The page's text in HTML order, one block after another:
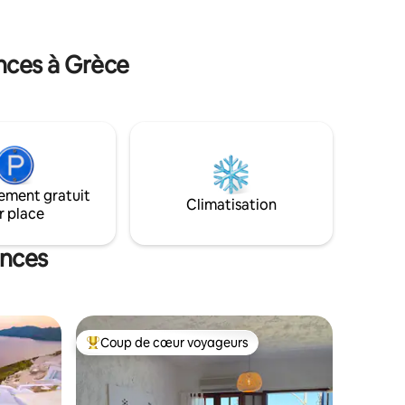
à Grèce
gratuit
place
Climatisation
Coups de cœur voyageurs les plus appréciés
Coup de cœur voyageurs